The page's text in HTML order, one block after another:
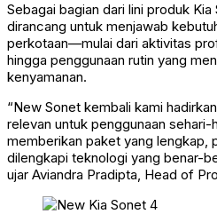
Sebagai bagian dari lini produk
dirancang untuk menjawab
perkotaan—mulai dari aktivitas
hingga penggunaan rutin yang
kenyamanan.
“New Sonet kembali kami
relevan untuk penggunaan sehari-
memberikan paket yang lengkap,
dilengkapi teknologi yang benar-
ujar Aviandra Pradipta, Head of